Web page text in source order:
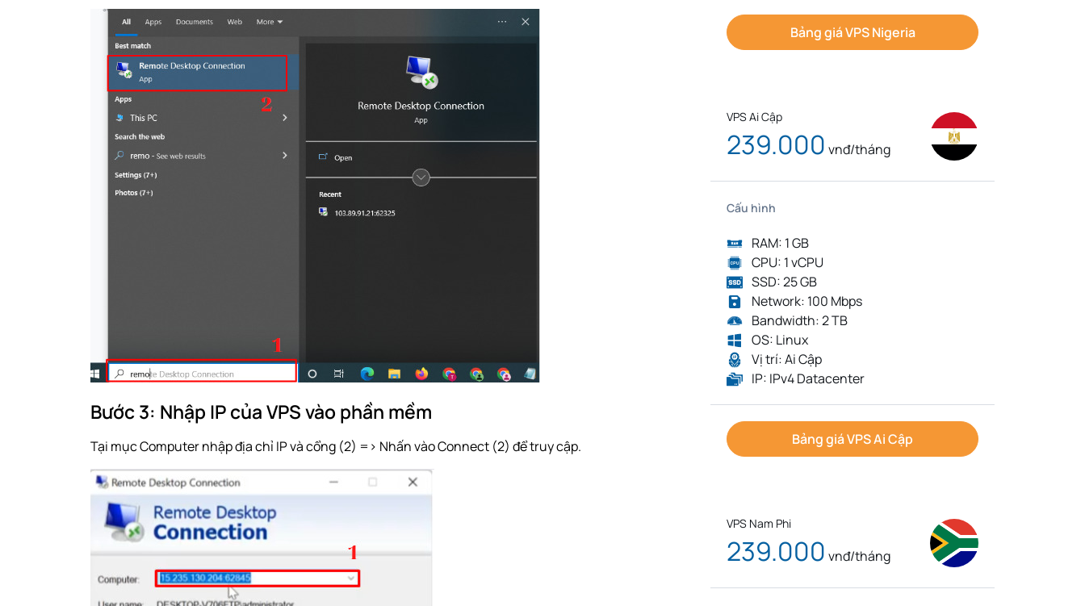
Bước 3: Nhập IP của VPS vào phần mềm
Tại mục Computer nhập địa chỉ IP và cổng (2) => Nhấn vào Connect (2) để truy cập.
Bảng giá VPS Nigeria
VPS Ai Cập
239.000 vnđ/tháng
Cấu hình
RAM: 1 GB
CPU: 1 vCPU
SSD: 25 GB
Network: 100 Mbps
Bandwidth: 2 TB
OS: Linux
Vị trí: Ai Cập
IP: IPv4 Datacenter
Bảng giá VPS Ai Cập
VPS Nam Phi
239.000 vnđ/tháng